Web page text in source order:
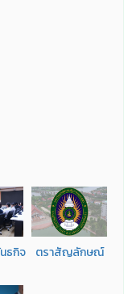
ธกิจ ตราสัญลักษณ์